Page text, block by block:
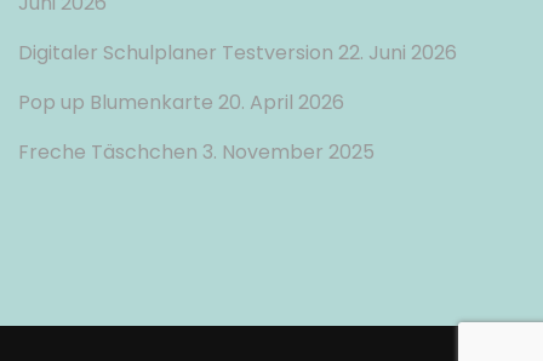
Digitaler Schulplaner Testversion 22. Juni 2026
Pop up Blumenkarte 20. April 2026
Freche Täschchen 3. November 2025